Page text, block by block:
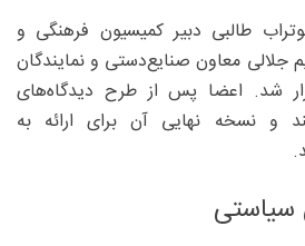
طالبی دبیر کمیسیون فرهنگی و
جلالی معاون صنایع‌دستی و نمایندگان
شد. اعضا پس از طرح دیدگاه‌های
و نسخه نهایی آن برای ارائه به
سیاستی